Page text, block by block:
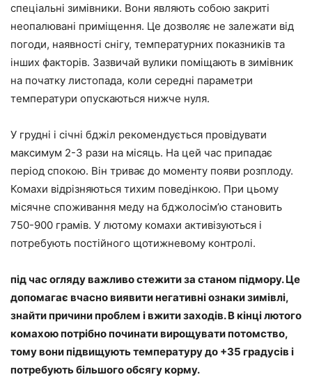
спеціальні зимівники. Вони являють собою закриті
неопалювані приміщення. Це дозволяє не залежати від
погоди, наявності снігу, температурних показників та
інших факторів. Зазвичай вулики поміщають в зимівник
на початку листопада, коли середні параметри
температури опускаються нижче нуля.
У грудні і січні бджіл рекомендується провідувати
максимум 2-3 рази на місяць. На цей час припадає
період спокою. Він триває до моменту появи розплоду.
Комахи відрізняються тихим поведінкою. При цьому
місячне споживання меду на бджолосім’ю становить
750-900 грамів. У лютому комахи активізуються і
потребують постійного щотижневому контролі.
під час огляду важливо стежити за станом підмору. Це
допомагає вчасно виявити негативні ознаки зимівлі,
знайти причини проблем і вжити заходів. В кінці лютого
комахою потрібно починати вирощувати потомство,
тому вони підвищують температуру до +35 градусів і
потребують більшого обсягу корму.